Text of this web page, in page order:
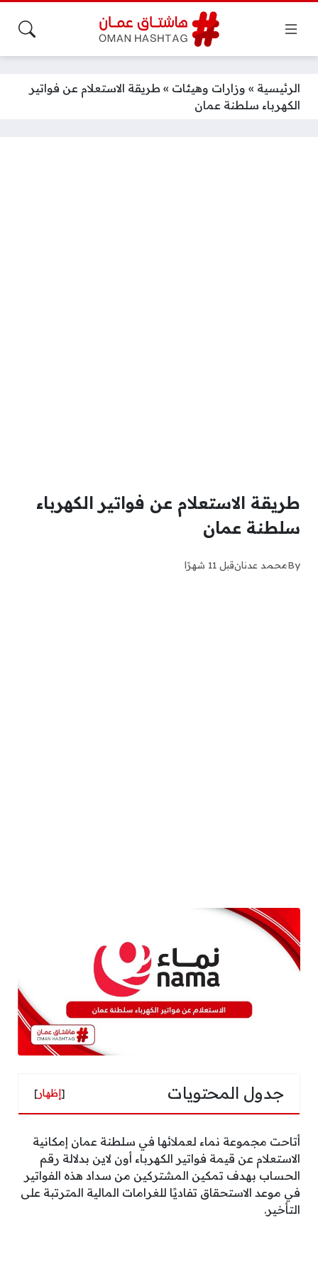
الرئيسية » وزارات وهيئات » طريقة الاستعلام عن فواتير
الكهرباء سلطنة عمان
طريقة الاستعلام عن فواتير الكهرباء
سلطنة عمان
Byمحمد عدنانقبل 11 شهرًا
جدول المحتويات [إظهار]
أتاحت مجموعة نماء لعملائها في سلطنة عمان إمكانية
الاستعلام عن قيمة فواتير الكهرباء أون لاين بدلالة رقم
الحساب بهدف تمكين المشتركين من سداد هذه الفواتير
في موعد الاستحقاق تفاديًا للغرامات المالية المترتبة على
التأخير.